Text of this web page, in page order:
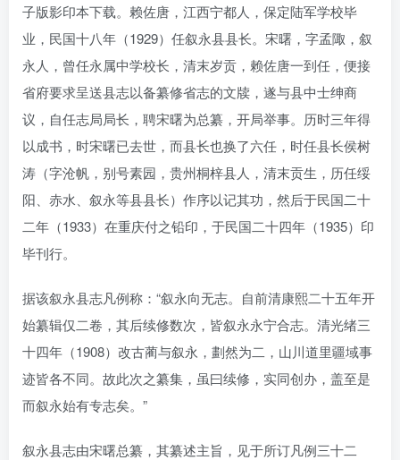
子版影印本下载。赖佐唐，江西宁都人，保定陆军学校毕
业，民国十八年（1929）任叙永县县长。宋曙，字孟陬，叙
永人，曾任永属中学校长，清末岁贡，赖佐唐一到任，便接
省府要求呈送县志以备纂修省志的文牍，遂与县中士绅商
议，自任志局局长，聘宋曙为总纂，开局举事。历时三年得
以成书，时宋曙已去世，而县长也换了六任，时任县长侯树
涛（字沧帆，别号素园，贵州桐梓县人，清末贡生，历任绥
阳、赤水、叙永等县县长）作序以记其功，然后于民国二十
二年（1933）在重庆付之铅印，于民国二十四年（1935）印
毕刊行。
据该叙永县志凡例称：“叙永向无志。自前清康熙二十五年开
始纂辑仅二卷，其后续修数次，皆叙永永宁合志。清光绪三
十四年（1908）改古蔺与叙永，劃然为二，山川道里疆域事
迹皆各不同。故此次之纂集，虽曰续修，实同创办，盖至是
而叙永始有专志矣。”
叙永县志由宋曙总纂，其纂述主旨，见于所订凡例三十二